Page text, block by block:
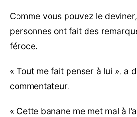
Comme vous pouvez le
personnes ont fait des
féroce.
« Tout me fait penser à lui », a
commentateur.
« Cette banane me met mal à